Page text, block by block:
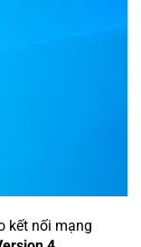
kết nối mạng